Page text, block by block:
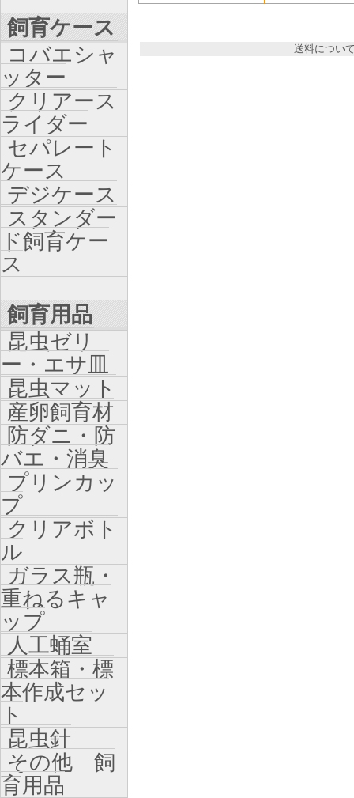
送料につい
飼育ケース
コバエシャ
ッター
クリアース
ライダー
セパレート
ケース
デジケース
スタンダー
ド飼育ケー
ス
飼育用品
昆虫ゼリ
ー・エサ皿
昆虫マット
産卵飼育材
防ダニ・防
バエ・消臭
プリンカッ
プ
クリアボト
ル
ガラス瓶・
重ねるキャ
ップ
人工蛹室
標本箱・標
本作成セッ
ト
昆虫針
その他 飼
育用品